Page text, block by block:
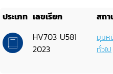
ประเภท เลขเรียก สถ
HV703 U581
2023
มุมห
ทั่วไป